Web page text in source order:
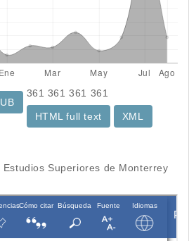
361 361361 361
HTML full text XML
Superiores de Monterrey